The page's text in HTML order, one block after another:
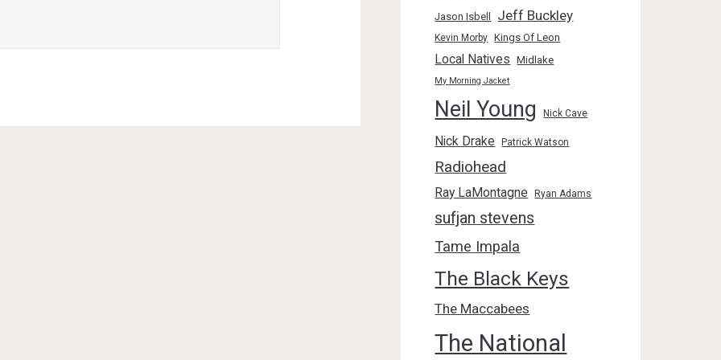
Jason Isbell Jeff Buckley
Kevin Morby Kings Of Leon
Local Natives Midlake
My Morning Jacket
Neil Young Nick Cave
Nick Drake Patrick Watson
Radiohead
Ray LaMontagne Ryan Adams
sufjan stevens
Tame Impala
The Black Keys
The Maccabees
The National